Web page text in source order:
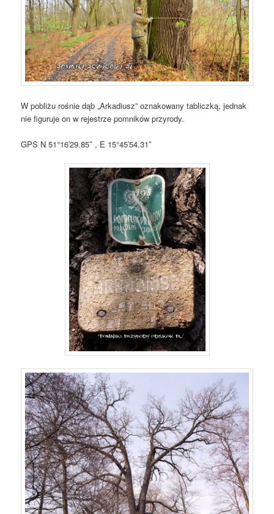
W pobliżu rośnie dąb „Arkadiusz” oznakowany tabliczką, jednak
nie figuruje on w rejestrze pomników przyrody.
GPS N 51°16′29.85″ , E 15°45′54.31″